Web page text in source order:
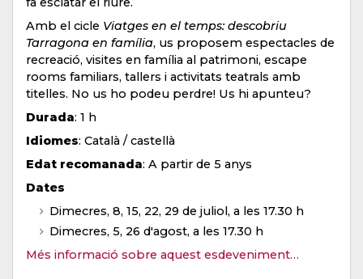
Amb el cicle Viatges en el temps: descobriu
Tarragona en família, us proposem espectacles de
recreació, visites en família al patrimoni, escape
rooms familiars, tallers i activitats teatrals amb
titelles. No us ho podeu perdre! Us hi apunteu?
Durada: 1 h
Idiomes: Català / castellà
Edat recomanada: A partir de 5 anys
Dates
Dimecres, 8, 15, 22, 29 de juliol, a les 17.30 h
Dimecres, 5, 26 d'agost, a les 17.30 h
Més informació sobre aquest esdeveniment…